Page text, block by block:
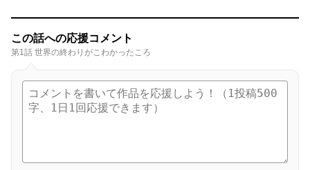
この話への応援コメント
第1話 世界の終わりがこわかったころ